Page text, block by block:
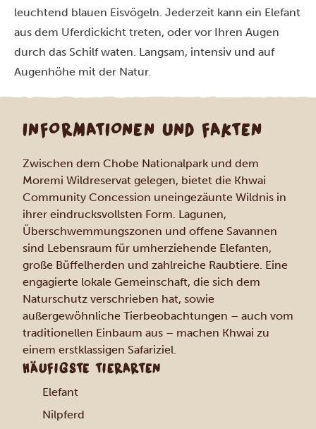
leuchtend blauen Eisvögeln. Jederzeit kann ein Elefant
aus dem Uferdickicht treten, oder vor Ihren Augen
durch das Schilf waten. Langsam, intensiv und auf
Augenhöhe mit der Natur.
INFORMATIONEN UND FAKTEN
Zwischen dem Chobe Nationalpark und dem
Moremi Wildreservat gelegen, bietet die Khwai
Community Concession uneingezäunte Wildnis in
ihrer eindrucksvollsten Form. Lagunen,
Überschwemmungszonen und offene Savannen
sind Lebensraum für umherziehende Elefanten,
große Büffelherden und zahlreiche Raubtiere. Eine
engagierte lokale Gemeinschaft, die sich dem
Naturschutz verschrieben hat, sowie
außergewöhnliche Tierbeobachtungen – auch vom
traditionellen Einbaum aus – machen Khwai zu
einem erstklassigen Safariziel.
HÄUFIGSTE TIERARTEN
Elefant
Nilpferd